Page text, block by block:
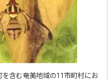
含む奄美地域の11市町村にお